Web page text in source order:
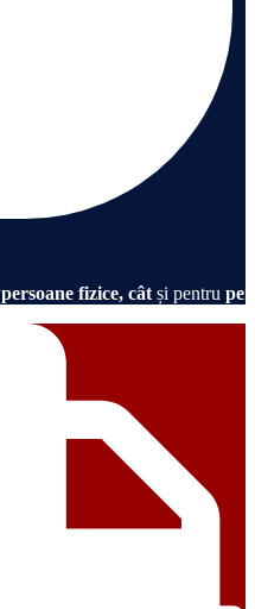
persoane fizice, cât și pentru